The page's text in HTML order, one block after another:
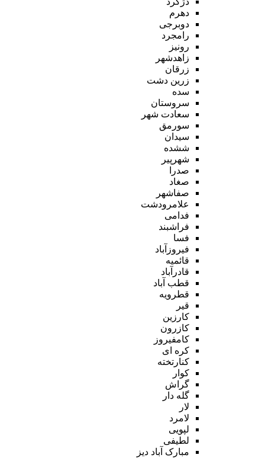
دهرم
دوبرجی
رامجرد
رونیز
زاهدشهر
زرقان
زرین دشت
سده
سروستان
سعادت شهر
سورمق
سیدان
ششده
شهرپیر
صدرا
صغاد
صفاشهر
علامرودشت
فدامی
فراشبند
فسا
فیروزآباد
قائمیه
قادرآباد
قطب آباد
قطرویه
قیر
کارزین
کازرون
کامفیروز
کره ای
کنارتخته
کوار
گراش
گله دار
لار
لامرد
لپویی
لطیفی
مبارک آباد دیز